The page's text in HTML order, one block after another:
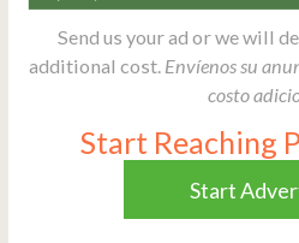
Send us your ad or we will
additional cost. Envíenos su
costo
Start Reaching
Start